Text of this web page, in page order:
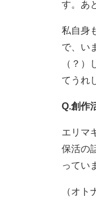
す。あ
私自身
で、い
（？
てうれ
Q.創作
エリマ
保活の
ってい
（オト